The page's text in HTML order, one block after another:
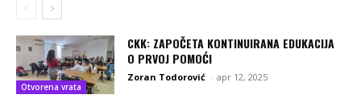
Otvorena vrata
CKK: ZAPOČETA KONTINUIRANA EDUKACIJA
O PRVOJ POMOĆI
Zoran Todorović - apr 12, 2025